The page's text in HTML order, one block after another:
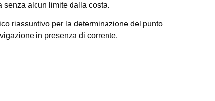
senza alcun limite dalla costa.
riassuntivo per la determinazione del punto
in presenza di corrente.